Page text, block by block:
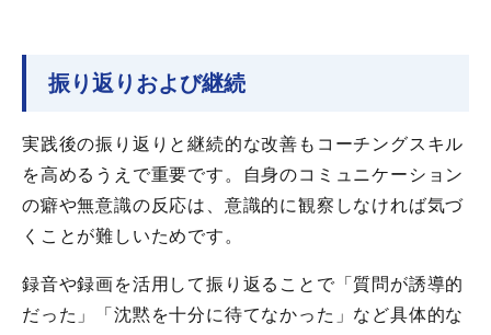
振り返りおよび継続
実践後の振り返りと継続的な改善もコーチングスキル
を高めるうえで重要です。自身のコミュニケーション
の癖や無意識の反応は、意識的に観察しなければ気づ
くことが難しいためです。
録音や録画を活用して振り返ることで「質問が誘導的
だった」「沈黙を十分に待てなかった」など具体的な